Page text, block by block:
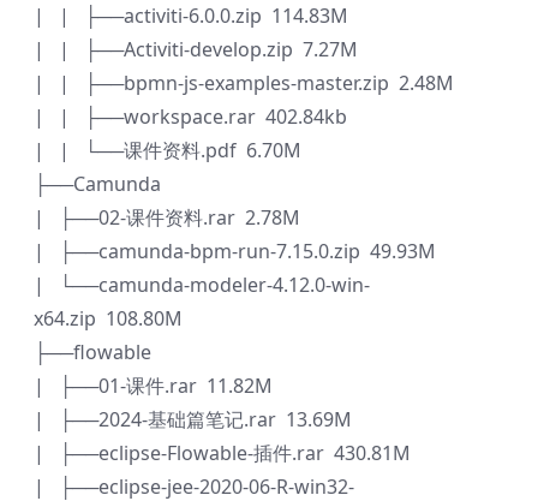
| | ├──activiti-6.0.0.zip 114.83M
| | ├──Activiti-develop.zip 7.27M
| | ├──bpmn-js-examples-master.zip 2.48M
| | ├──workspace.rar 402.84kb
| | └──课件资料.pdf 6.70M
├──Camunda
| ├──02-课件资料.rar 2.78M
| ├──camunda-bpm-run-7.15.0.zip 49.93M
| └──camunda-modeler-4.12.0-win-
x64.zip 108.80M
├──flowable
| ├──01-课件.rar 11.82M
| ├──2024-基础篇笔记.rar 13.69M
| ├──eclipse-Flowable-插件.rar 430.81M
| ├──eclipse-jee-2020-06-R-win32-